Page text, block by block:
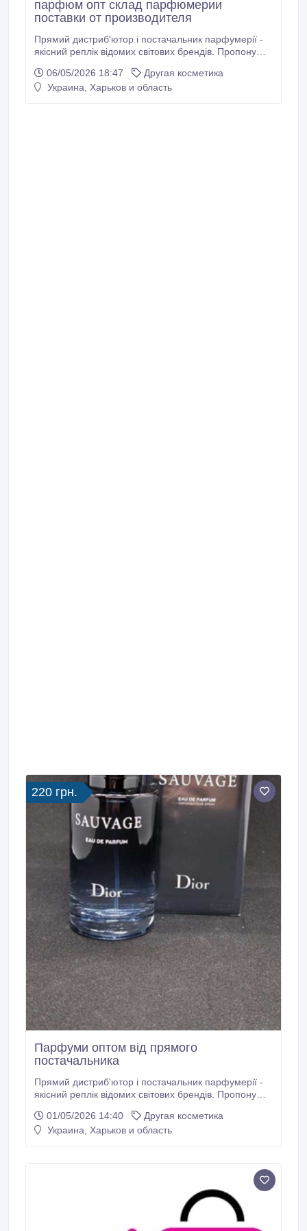
парфюм опт склад парфюмерии
поставки от производителя
Прямий дистриб'ютор і постачальник парфумерії -
якісний реплік відомих світових брендів. Пропоную
поставок. Що ми пропонуємо: • Якісні репліки
найпопулярніших брендів (стійкість, шлейф,
06/05/2026 18:47
Другая косметика
Украина, Харьков и область
220 грн.
Парфуми оптом від прямого
постачальника
Прямий дистриб'ютор і постачальник парфумерії -
якісний реплік відомих світових брендів. Пропоную
поставок. Що ми пропонуємо: • Якісні репліки
найпопулярніших брендів (стійкість, шлейф,
01/05/2026 14:40
Другая косметика
Украина, Харьков и область